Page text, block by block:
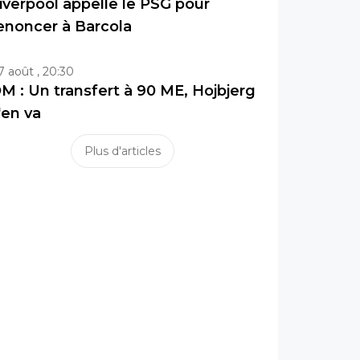
appelle le PSG pour
à Barcola
août , 20:30
: Un transfert à 90 ME, Hojbjerg
va
Plus d'articles